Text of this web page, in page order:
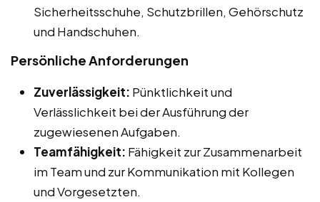
Sicherheitsschuhe, Schutzbrillen, Gehörschutz
und Handschuhen.
Persönliche Anforderungen
Zuverlässigkeit: Pünktlichkeit und
Verlässlichkeit bei der Ausführung der
zugewiesenen Aufgaben.
Teamfähigkeit: Fähigkeit zur Zusammenarbeit
im Team und zur Kommunikation mit Kollegen
und Vorgesetzten.